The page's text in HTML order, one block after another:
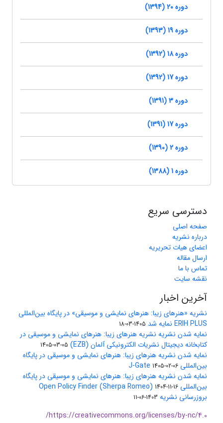
دوره 20 (1394)
دوره 19 (1393)
دوره 18 (1392)
دوره 17 (1392)
دوره 3 (1391)
دوره 17 (1391)
دوره 2 (1390)
دوره 1 (1388)
دسترسی سریع
صفحه اصلی
درباره نشریه
اعضای هیات تحریریه
ارسال مقاله
تماس با ما
نقشه سایت
آخرین اخبار
نشریه «هنرهای زیبا: هنرهای نمایشی و موسیقی» در پایگاه بین‌المللی
ERIH PLUS نمایه شد
1405-03-18
نمایه شدن نشریه نشریه هنرهای زیبا: هنرهای نمایشی و موسیقی در
کتابخانه دیجیتال نشریات الکترونیکی آلمان (EZB)
1405-03-05
نمایه شدن نشریه هنرهای زیبا: هنرهای نمایشی و موسیقی در پایگاه
بین‌المللی J-Gate 1405-02-06
نمایه شدن نشریه هنرهای زیبا: هنرهای نمایشی و موسیقی در پایگاه
بین‌المللی Open Policy Finder (Sherpa Romeo) 1404-11-16
بروزرسانی نشریه 1403-06-11
https://creativecommons.org/licenses/by-nc/4.0/